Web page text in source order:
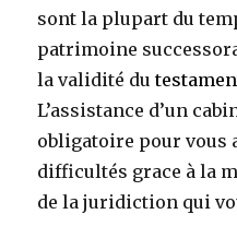
sont la plupart du
patrimoine
la validité du
L’assistance d’un
obligatoire pour vous
difficultés grace à la
de la juridiction qui